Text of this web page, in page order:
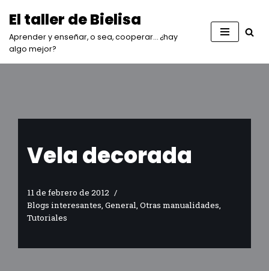
Saltar
al
contenido
El taller de Bielisa
Aprender y enseñar, o sea, cooperar… ¿hay
algo mejor?
Vela decorada
11 de febrero de 2012
Blogs interesantes, General, Otras manualidades,
Tutoriales